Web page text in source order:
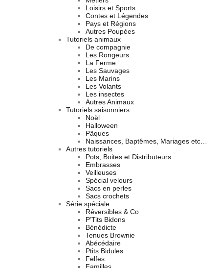
Loisirs et Sports
Contes et Légendes
Pays et Régions
Autres Poupées
Tutoriels animaux
De compagnie
Les Rongeurs
La Ferme
Les Sauvages
Les Marins
Les Volants
Les insectes
Autres Animaux
Tutoriels saisonniers
Noël
Halloween
Pâques
Naissances, Baptêmes, Mariages etc…
Autres tutoriels
Pots, Boites et Distributeurs
Embrasses
Veilleuses
Spécial velours
Sacs en perles
Sacs crochets
Série spéciale
Réversibles & Co
P’Tits Bidons
Bénédicte
Tenues Brownie
Abécédaire
Ptits Bidules
Felfes